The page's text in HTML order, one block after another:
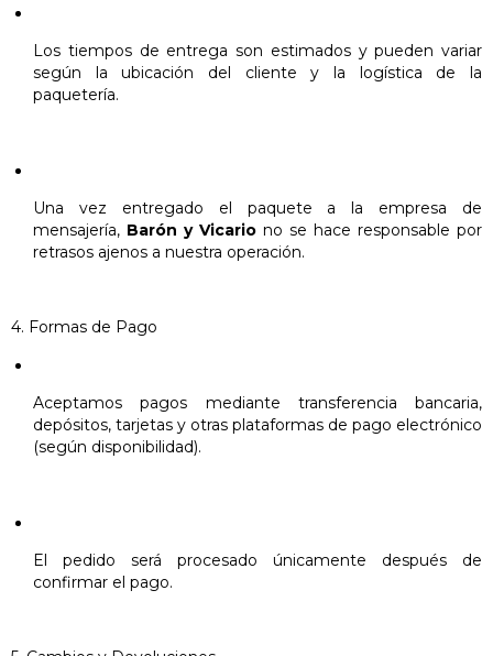
Los tiempos de entrega son estimados y pueden variar
según la ubicación del cliente y la logística de la
paquetería.
Una vez entregado el paquete a la empresa de
mensajería, Barón y Vicario no se hace responsable por
retrasos ajenos a nuestra operación.
4. Formas de Pago
Aceptamos pagos mediante transferencia bancaria,
depósitos, tarjetas y otras plataformas de pago electrónico
(según disponibilidad).
El pedido será procesado únicamente después de
confirmar el pago.